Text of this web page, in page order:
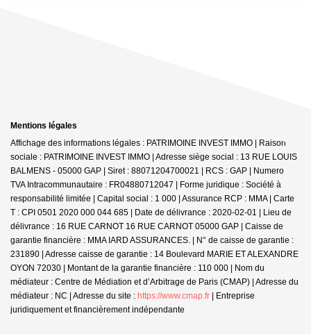
Mentions légales
Affichage des informations légales : PATRIMOINE INVEST IMMO | Raison
sociale : PATRIMOINE INVEST IMMO | Adresse siège social : 13 RUE LOUIS
BALMENS - 05000 GAP | Siret : 88071204700021 | RCS : GAP | Numero
TVA Intracommunautaire : FR04880712047 | Forme juridique : Société à
responsabilité limitée | Capital social : 1 000 | Assurance RCP : MMA | Carte
T : CPI 0501 2020 000 044 685 | Date de délivrance : 2020-02-01 | Lieu de
délivrance : 16 RUE CARNOT 16 RUE CARNOT 05000 GAP | Caisse de
garantie financière : MMA IARD ASSURANCES. | N° de caisse de garantie :
231890 | Adresse caisse de garantie : 14 Boulevard MARIE ET ALEXANDRE
OYON 72030 | Montant de la garantie financière : 110 000 | Nom du
médiateur : Centre de Médiation et d’Arbitrage de Paris (CMAP) | Adresse du
médiateur : NC | Adresse du site : https://www.cmap.fr | Entreprise
juridiquement et financièrement indépendante